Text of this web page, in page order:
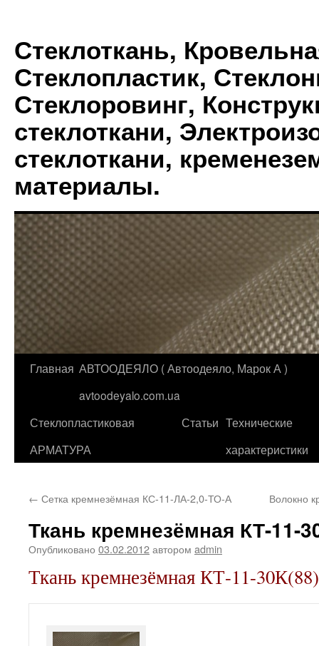
Стеклоткань,
Стеклопластик,
Стеклоровинг,
стеклоткани,
стеклоткани,
материалы.
Перейти
содержимому
Главная АВТООДЕЯЛО ( Автоодеяло, Марок А )
avtoodeyalo.com.ua
Стеклопластиковая
АРМАТУРА
Статьи Технические
характеристики
← Сетка кремнезёмная КС-11-ЛА-2,0-ТО-А Волокно
Ткань кремнезёмная КТ-11-
Опубликовано 03.02.2012автором admin
Ткань кремнезёмная КТ-11-30К(88)